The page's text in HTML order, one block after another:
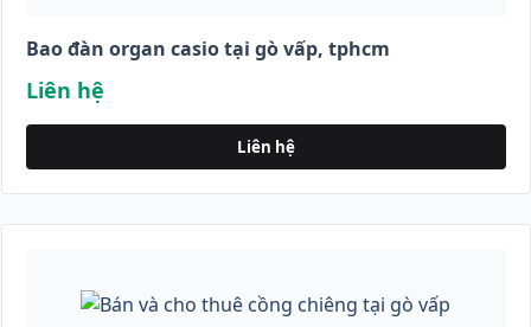
Bao đàn organ casio tại gò vấp, tphcm
Liên hệ
Liên hệ